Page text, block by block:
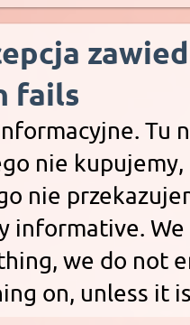
fails
Tu
nie
nie
informative.
we do not
on, unless it